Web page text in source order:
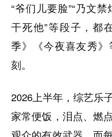
“爷们儿要脸”“乃文
干死他”等段子，都
季》《今夜喜友秀
刻。
2026上半年，综艺乐
家常便饭，泪点、燃